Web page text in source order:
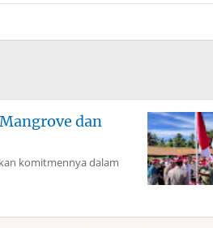
dan
komitmennya dalam